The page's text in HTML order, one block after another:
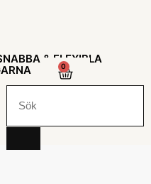
& FLEXIBLA
0